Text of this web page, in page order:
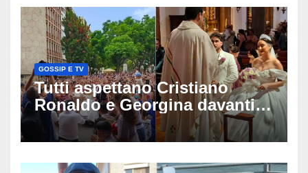
GOSSIP E TV
Tutti aspettano Cristiano
Ronaldo e Georgina davanti
alla cattedrale: ma il
matrimonio era di un’altra